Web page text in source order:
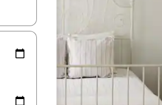
vers le haut et vers le bas pour